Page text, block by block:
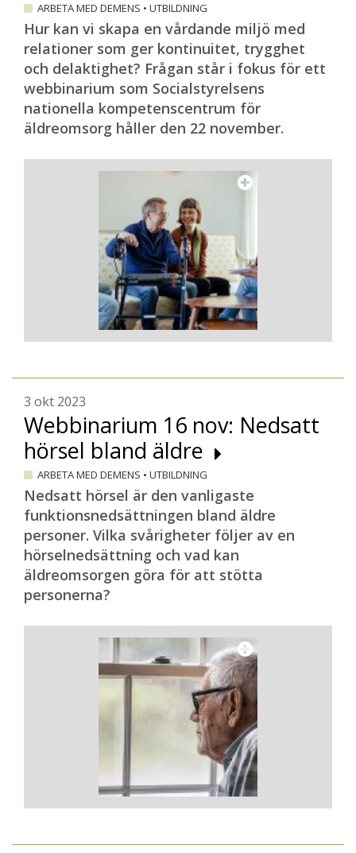
ARBETA MED DEMENS • UTBILDNING
Hur kan vi skapa en vårdande miljö med
relationer som ger kontinuitet, trygghet
och delaktighet? Frågan står i fokus för ett
webbinarium som Socialstyrelsens
nationella kompetenscentrum för
äldreomsorg håller den 22 november.
3 okt 2023
Webbinarium 16 nov: Nedsatt
hörsel bland äldre
ARBETA MED DEMENS • UTBILDNING
Nedsatt hörsel är den vanligaste
funktionsnedsättningen bland äldre
personer. Vilka svårigheter följer av en
hörselnedsättning och vad kan
äldreomsorgen göra för att stötta
personerna?